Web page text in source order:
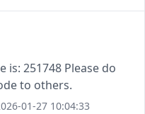
251748 Please do
to others.
01-27 10:04:33